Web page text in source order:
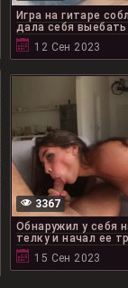
Игра на гитаре
дала себя
12 Сен 2023
3367
Обнаружил у себя
телку и начал ее
15 Сен 2023